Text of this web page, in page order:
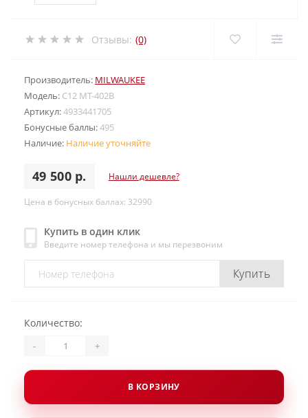
Отзывы: (0)
Производитель: MILWAUKEE
Модель: C12 MT-402B
Артикул:4933441705
Бонусные баллы:495
Наличие: Наличие уточняйте
49 500 р. Нашли дешевле?
Цена в бонусных баллах: 32990
Купить в один клик
Введите номер телефона и мы перезвоним
Купить
Количество:
- +
В КОРЗИНУ